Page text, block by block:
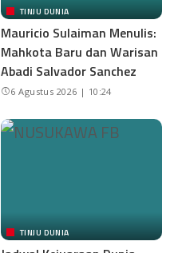
TINJU DUNIA
Mauricio Sulaiman Menulis:
Mahkota Baru dan Warisan
Abadi Salvador Sanchez
6 Agustus 2026 | 10:24
TINJU DUNIA